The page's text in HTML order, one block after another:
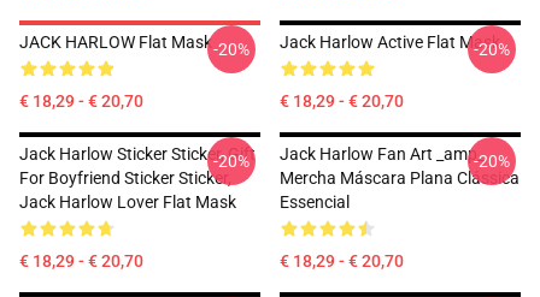
JACK HARLOW Flat Mask
€ 18,29 - € 20,70
-20% Jack Harlow Active Flat Mask
€ 18,29 - € 20,70
-20%
Jack Harlow Sticker Sticker, Gift
For Boyfriend Sticker Sticker,
Jack Harlow Lover Flat Mask
€ 18,29 - € 20,70
-20%
Jack Harlow Fan Art _amp_
Mercha Máscara Plana Clássica
Essencial
€ 18,29 - € 20,70
-20%